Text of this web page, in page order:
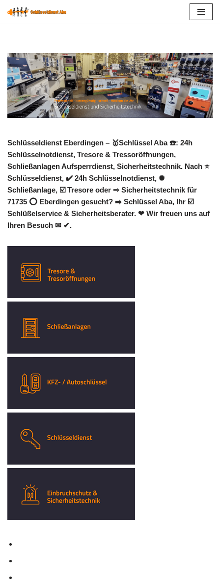
Schlüsseldienst Eberdingen – 🥇Schlüssel Aba ☎️: 24h
Schlüsselnotdienst, Tresore & Tressoröffnungen,
Schließanlagen Aufsperrdienst, Sicherheitstechnik. Nach ⭐
Schlüsseldienst, ✔️ 24h Schlüsselnotdienst, ✺
Schließanlage, ☑️ Tresore oder ⇒ Sicherheitstechnik für
71735 ⭕ Eberdingen gesucht? ➡️ Schlüssel Aba, Ihr ☑️
Schlüßelservice & Sicherheitsberater. ❤ Wir freuen uns auf
Ihren Besuch ✉ ✔.